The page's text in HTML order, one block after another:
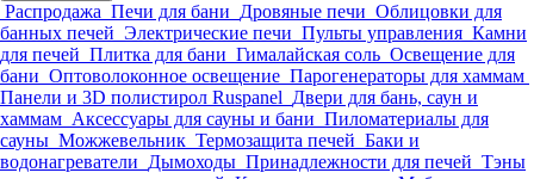
Распродажа Печи для бани Дровяные печи Облицовки для
банных печей Электрические печи Пульты управления Камни
для печей Плитка для бани Гималайская соль Освещение для
бани Оптоволоконное освещение Парогенераторы для хаммам
Панели и 3D полистирол Ruspanel Двери для бань, саун и
хаммам Аксессуары для сауны и бани Пиломатериалы для
сауны Можжевельник Термозащита печей Баки и
водонагреватели Дымоходы Принадлежности для печей Тэны